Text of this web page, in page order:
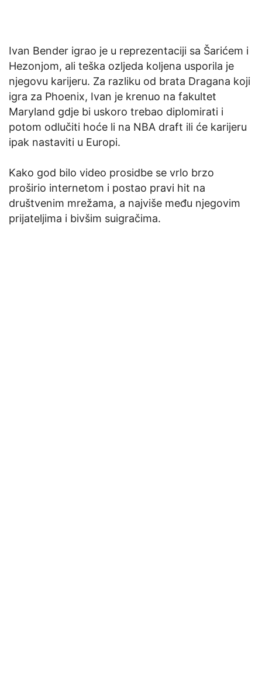
Ivan Bender igrao je u reprezentaciji sa Šarićem i
Hezonjom, ali teška ozljeda koljena usporila je
njegovu karijeru. Za razliku od brata Dragana koji
igra za Phoenix, Ivan je krenuo na fakultet
Maryland gdje bi uskoro trebao diplomirati i
potom odlučiti hoće li na NBA draft ili će karijeru
ipak nastaviti u Europi.
Kako god bilo video prosidbe se vrlo brzo
proširio internetom i postao pravi hit na
društvenim mrežama, a najviše među njegovim
prijateljima i bivšim suigračima.